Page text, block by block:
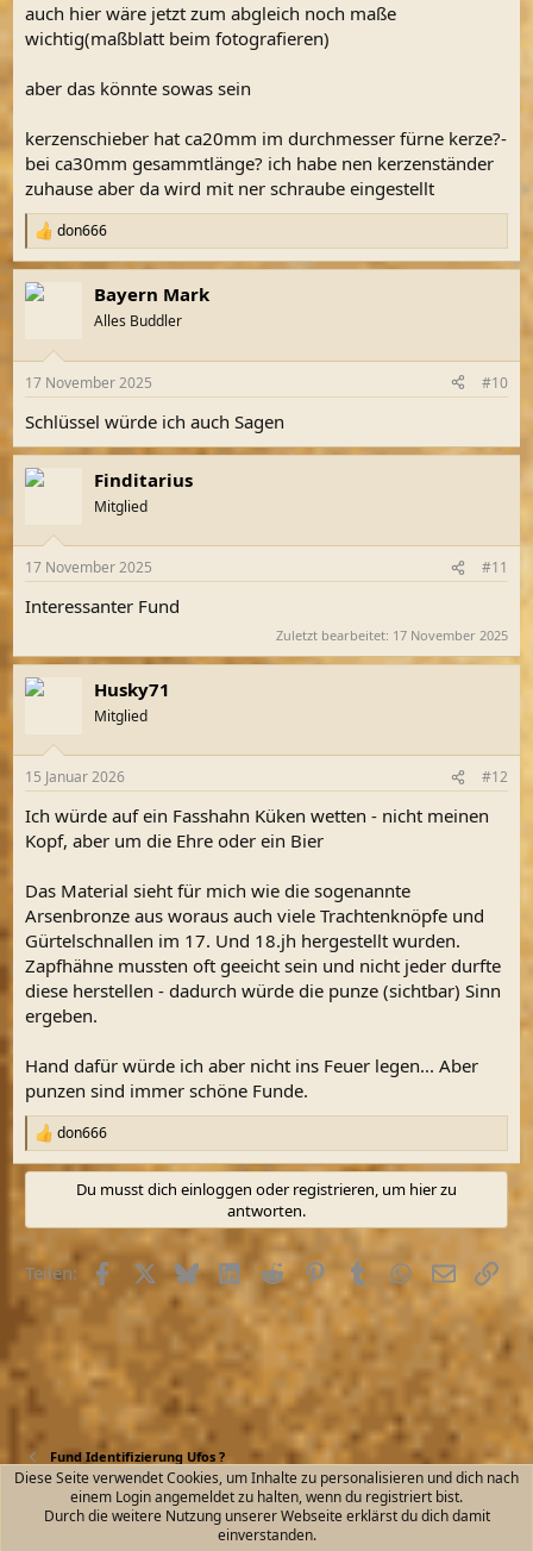
:
auch hier wäre jetzt zum abgleich noch maße
wichtig(maßblatt beim fotografieren)
aber das könnte sowas sein
kerzenschieber hat ca20mm im durchmesser fürne kerze?-
bei ca30mm gesammtlänge? ich habe nen kerzenständer
zuhause aber da wird mit ner schraube eingestellt
R
e
a
k
e
:
don666
Bayern Mark
Alles Buddler
17 November 2025 #10
Schlüssel würde ich auch Sagen
Finditarius
Mitglied
17 November 2025 #11
Interessanter Fund
Zuletzt bearbeitet: 17 November 2025
Husky71
Mitglied
15 Januar 2026 #12
Ich würde auf ein Fasshahn Küken wetten - nicht meinen
Kopf, aber um die Ehre oder ein Bier
Das Material sieht für mich wie die sogenannte
Arsenbronze aus woraus auch viele Trachtenknöpfe und
Gürtelschnallen im 17. Und 18.jh hergestellt wurden.
Zapfhähne mussten oft geeicht sein und nicht jeder durfte
diese herstellen - dadurch würde die punze (sichtbar) Sinn
ergeben.
Hand dafür würde ich aber nicht ins Feuer legen... Aber
punzen sind immer schöne Funde.
R
e
a
n
e
don666
Du musst dich einloggen oder registrieren, um hier zu
antworten.
Teilen: FacebookX (Twitter)
BlueskyLinkedIn
Reddit PinterestTumblrWhatsApp
E-MailLink
Fund Identifizierung Ufos ?
Kontakt Nutzungsbedingungen
Datenschutz
Start
R
S
Diese Seite verwendet Cookies, um Inhalte zu personalisieren und dich nach
einem Login angemeldet zu halten, wenn du registriert bist.
Durch die weitere Nutzung unserer Webseite erklärst du dich damit
einverstanden.